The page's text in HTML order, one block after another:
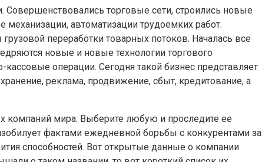
Совершенствовались торговые сети, строились новые
механизации, автоматизации трудоемких работ.
переработки товарных потоков. Началась все
новые и новые технологии торгового
операции. Сегодня такой бизнес представляет
реклама, продвижение, сбыт, кредитование, а
компаний мира. Выберите любую и проследите ее
фактами ежедневной борьбы с конкурентами за
способностей. Вот открытые данные о компании